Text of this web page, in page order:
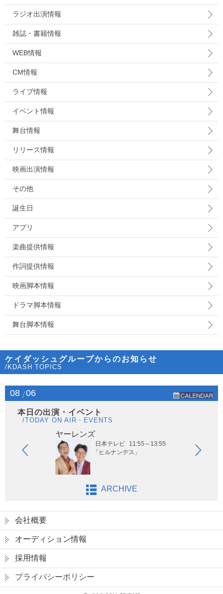
ラジオ出演情報
雑誌・書籍情報
WEB情報
CM情報
ライブ情報
イベント情報
舞台情報
リリース情報
映画出演情報
その他
誕生日
アプリ
楽曲提供情報
作詞提供情報
映画脚本情報
ドラマ脚本情報
舞台脚本情報
ケイダッシュグループからのお知らせ
/KDASH TOPICS
08 06
本日の出演・イベント
/TODAY ON AIR・EVENTS
ヤーレンズ
日本テレビ
11:55～13:55
「ヒルナンデス」
ARCHIVE
会社概要
オーディション情報
採用情報
プライバシーポリシー